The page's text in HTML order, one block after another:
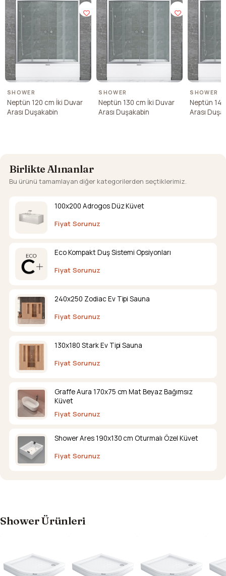
SHOWER
Neptün 120 cm İki Duvar
Arası Duşakabin
SHOWER
Neptün 130 cm İki Duvar
Arası Duşakabin
SHOWER
Neptün
Arası
Birlikte Alınanlar
Bu ürünü tamamlayan diğer kategorilerden seçtiklerimiz.
100x200 Adrogos Düz Küvet
Fiyat Sorunuz
Eco Kompakt Duş Sistemi Opsiyonları
Fiyat Sorunuz
240x250 Zodiac Ev Tipi Sauna
Fiyat Sorunuz
130x180 Stark Ev Tipi Sauna
Fiyat Sorunuz
Graffe Aura 170x75 cm Mat Beyaz Bağımsız
Küvet
Fiyat Sorunuz
Shower Ares 190x130 cm Oturmalı Özel Küvet
Fiyat Sorunuz
Shower Ürünleri